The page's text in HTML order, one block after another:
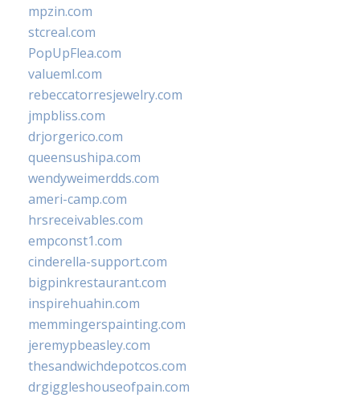
mpzin.com
stcreal.com
PopUpFlea.com
valueml.com
rebeccatorresjewelry.com
jmpbliss.com
drjorgerico.com
queensushipa.com
wendyweimerdds.com
ameri-camp.com
hrsreceivables.com
empconst1.com
cinderella-support.com
bigpinkrestaurant.com
inspirehuahin.com
memmingerspainting.com
jeremypbeasley.com
thesandwichdepotcos.com
drgiggleshouseofpain.com